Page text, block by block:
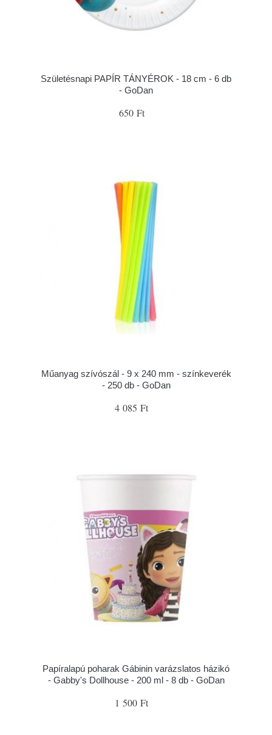
Születésnapi PAPÍR TÁNYÉROK - 18 cm - 6 db
- GoDan
650 Ft
Műanyag szívószál - 9 x 240 mm - színkeverék
- 250 db - GoDan
4 085 Ft
Papíralapú poharak Gábinin varázslatos házikó
- Gabby's Dollhouse - 200 ml - 8 db - GoDan
1 500 Ft